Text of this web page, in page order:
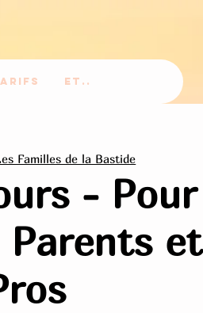
Familles de la Bastide
- Pour
et
Et..